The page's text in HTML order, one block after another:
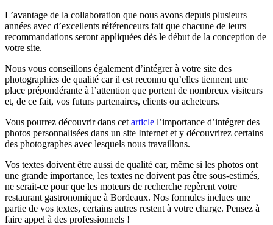
L’avantage de la collaboration que nous avons depuis plusieurs
années avec d’excellents référenceurs fait que chacune de leurs
recommandations seront appliquées dès le début de la conception de
votre site.
Nous vous conseillons également d’intégrer à votre site des
photographies de qualité car il est reconnu qu’elles tiennent une
place prépondérante à l’attention que portent de nombreux visiteurs
et, de ce fait, vos futurs partenaires, clients ou acheteurs.
Vous pourrez découvrir dans cet article l’importance d’intégrer des
photos personnalisées dans un site Internet et y découvrirez certains
des photographes avec lesquels nous travaillons.
Vos textes doivent être aussi de qualité car, même si les photos ont
une grande importance, les textes ne doivent pas être sous-estimés,
ne serait-ce pour que les moteurs de recherche repèrent votre
restaurant gastronomique à Bordeaux. Nos formules inclues une
partie de vos textes, certains autres restent à votre charge. Pensez à
faire appel à des professionnels !